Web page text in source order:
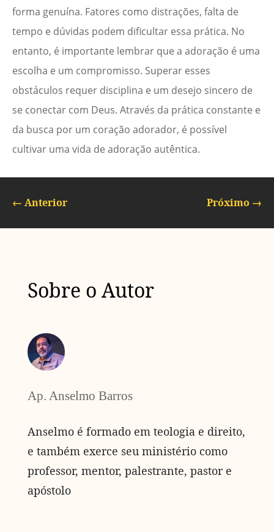
forma genuína. Fatores como distrações, falta de
tempo e dúvidas podem dificultar essa prática. No
entanto, é importante lembrar que a adoração é uma
escolha e um compromisso. Superar esses
obstáculos requer disciplina e um desejo sincero de
se conectar com Deus. Através da prática constante e
da busca por um coração adorador, é possível
cultivar uma vida de adoração autêntica.
← Anterior Próximo →
Sobre o Autor
Ap. Anselmo Barros
Anselmo é formado em teologia e direito,
e também exerce seu ministério como
professor, mentor, palestrante, pastor e
apóstolo